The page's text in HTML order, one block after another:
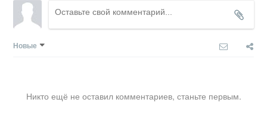
Новые
Никто ещё не оставил комментариев, станьте первым.